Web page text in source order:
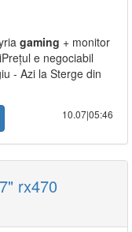
gaming + monitor
e negociabil
- Azi la Sterge din
10.07|05:46
rx470